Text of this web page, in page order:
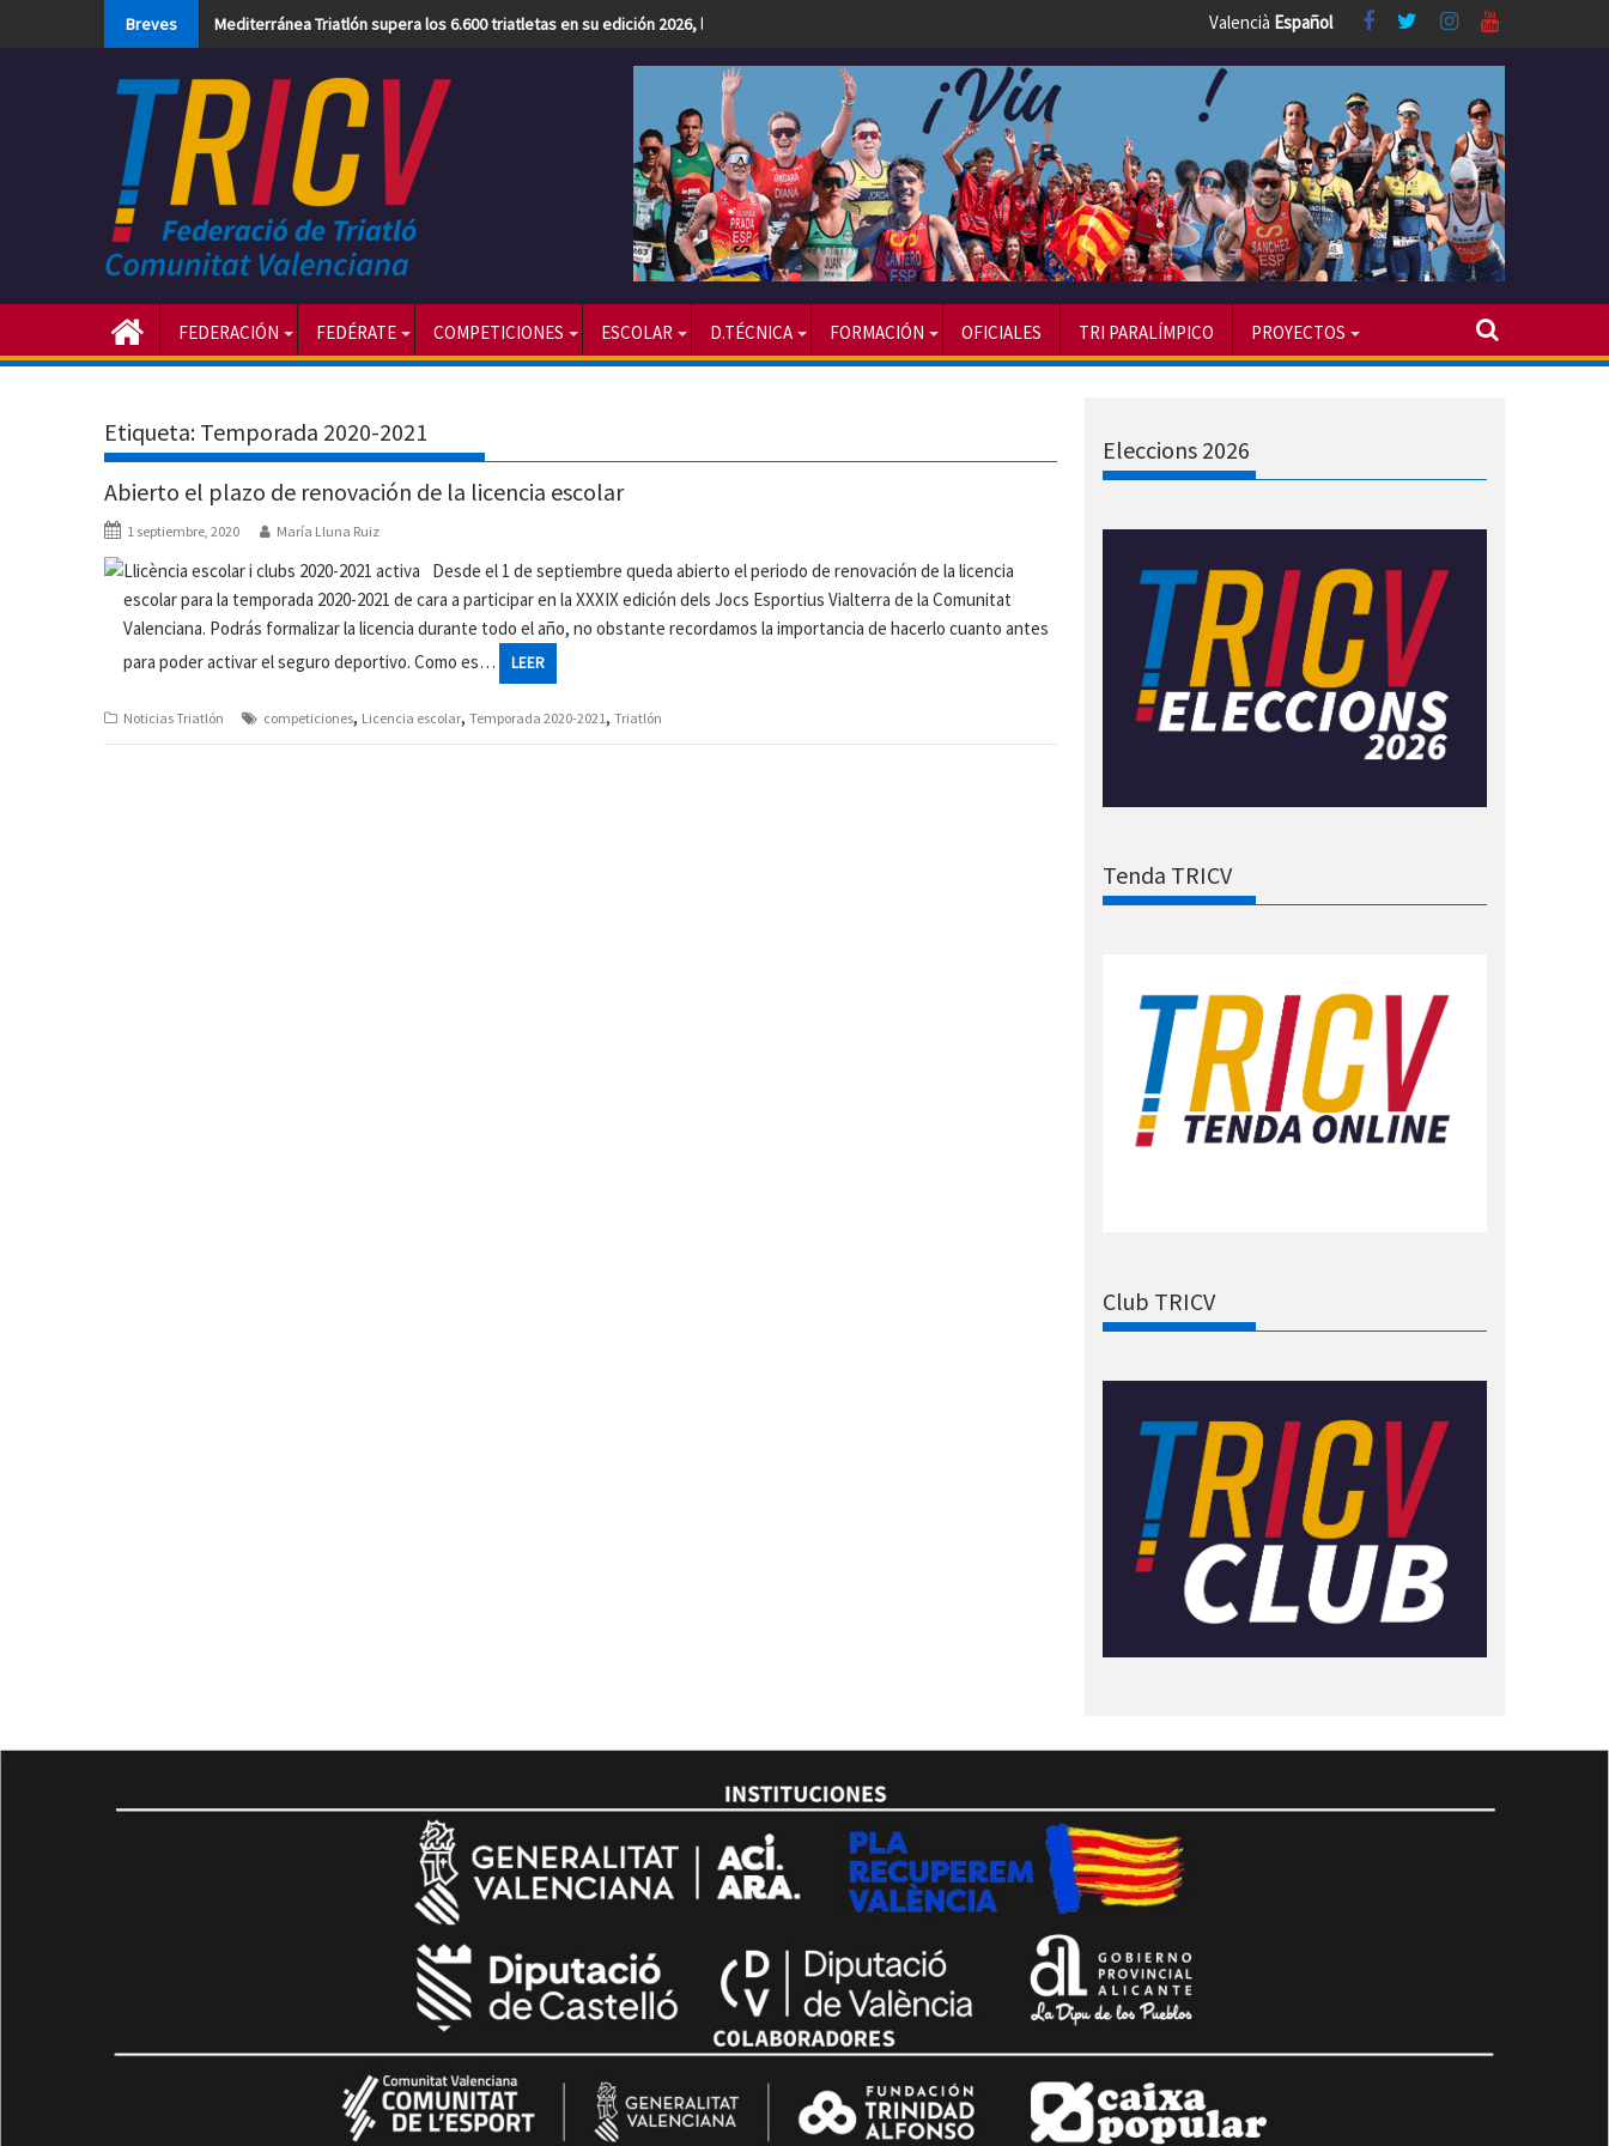
Breves Mediterránea Triatlón supera los 6.600 triatletas en su edición 2026, la más numerosa hasta la fecha Valencià Español
FEDERACIÓN FEDÉRATE COMPETICIONES ESCOLAR D.TÉCNICA FORMACIÓN OFICIALES TRI PARALÍMPICO PROYECTOS
Etiqueta: Temporada 2020-2021
Abierto el plazo de renovación de la licencia escolar
1 septiembre, 2020 María Lluna Ruiz
Desde el 1 de septiembre queda abierto el periodo de renovación de la licencia
escolar para la temporada 2020-2021 de cara a participar en la XXXIX edición dels Jocs Esportius Vialterra de la Comunitat
Valenciana. Podrás formalizar la licencia durante todo el año, no obstante recordamos la importancia de hacerlo cuanto antes
para poder activar el seguro deportivo. Como es…
LEER
Noticias Triatlón competiciones, Licencia escolar, Temporada 2020-2021, Triatlón
Eleccions 2026
Tenda TRICV
Club TRICV